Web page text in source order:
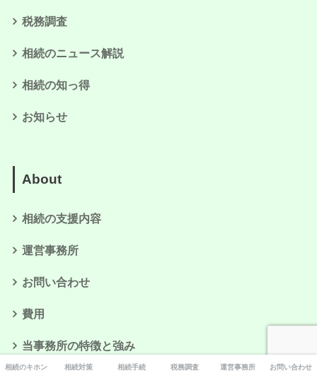
税務調査
相続のニュース解説
相続の知っ得
お知らせ
About
相続の支援内容
運営事務所
お問い合わせ
費用
当事務所の特徴と強み
相続のキホン 相続対策 相続手続 税務調査 運営事務所 お問い合わせ